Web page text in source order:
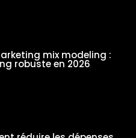
mix modeling :
robuste en 2026